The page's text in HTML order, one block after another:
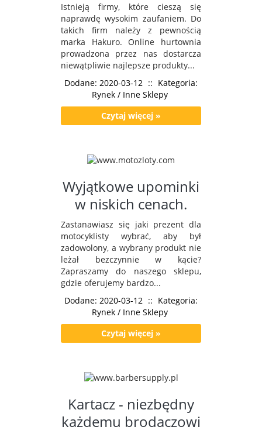
Istnieją firmy, które cieszą się
naprawdę wysokim zaufaniem. Do
takich firm należy z pewnością
marka Hakuro. Online hurtownia
prowadzona przez nas dostarcza
niewątpliwie najlepsze produkty...
Dodane: 2020-03-12 :: Kategoria:
Rynek / Inne Sklepy
Czytaj więcej »
Wyjątkowe upominki
w niskich cenach.
Zastanawiasz się jaki prezent dla
motocyklisty wybrać, aby był
zadowolony, a wybrany produkt nie
leżał bezczynnie w kącie?
Zapraszamy do naszego sklepu,
gdzie oferujemy bardzo...
Dodane: 2020-03-12 :: Kategoria:
Rynek / Inne Sklepy
Czytaj więcej »
Kartacz - niezbędny
każdemu brodaczowi